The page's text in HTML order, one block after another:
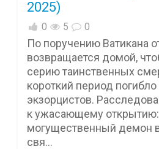
2025)
0 5 0
По поручению Ватикана
возвращается домой,
серию таинственных
короткий период
экзорцистов.
к ужасающему открытию:
могущественный демон
свя...